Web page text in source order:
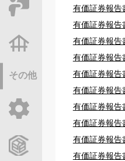
セミナー・研修
不動産基礎調査
その他
ご利用ガイド
CCReBサービス
有価証券報
有価証券報
有価証券報
有価証券報
有価証券報告
有価証券報告
有価証券報告
有価証券報告
有価証券報告
有価証券報告